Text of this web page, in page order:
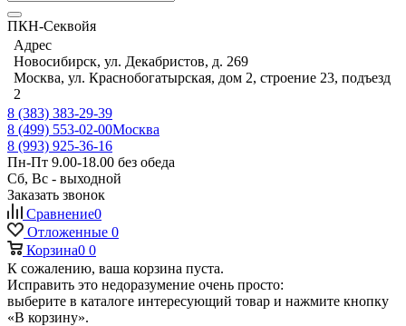
ПКН-Секвойя
Адрес
Новосибирск, ул. Декабристов, д. 269
Москва, ул. Краснобогатырская, дом 2, строение 23, подъезд
2
8 (383) 383-29-39
8 (499) 553-02-00Москва
8 (993) 925-36-16
Пн-Пт 9.00-18.00 без обеда
Сб, Вс - выходной
Заказать звонок
Сравнение0
Отложенные 0
Корзина0 0
К сожалению, ваша корзина пуста.
Исправить это недоразумение очень просто:
выберите в каталоге интересующий товар и нажмите кнопку
«В корзину».